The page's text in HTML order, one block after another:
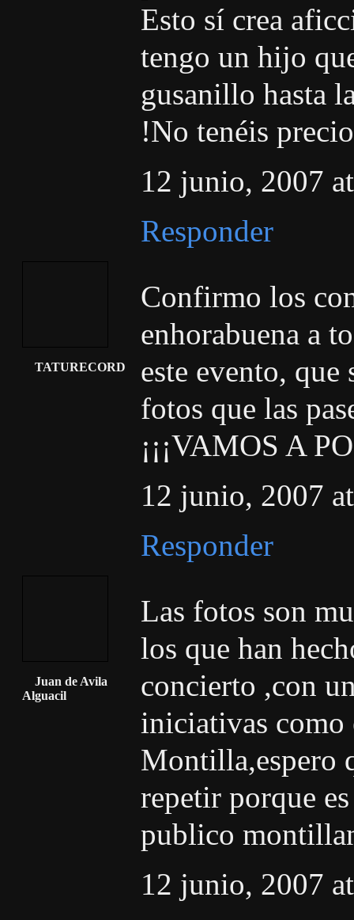
Esto sí crea
tengo un hijo
gusanillo hasta
!No tenéis
12 junio, 2007
Responder
TATURECORD
Confirmo los
enhorabuena a
este evento,
fotos que las
¡¡¡VAMOS A
12 junio, 2007
Responder
Juan de Avila
Alguacil
Las fotos son
los que han
concierto ,con
iniciativas como
Montilla,espero
repetir porque
publico
12 junio, 2007